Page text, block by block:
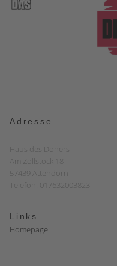
Adresse
Haus des Döners
Am Zollstock 18
57439 Attendorn
Telefon: 017632003823
Links
Homepage